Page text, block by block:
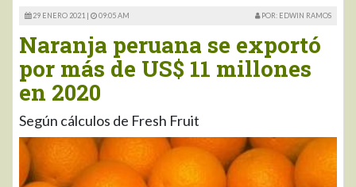
29 ENERO 2021 | 09:05 AM POR: EDWIN RAMOS
Naranja peruana se exportó
por más de US$ 11 millones
en 2020
Según cálculos de Fresh Fruit